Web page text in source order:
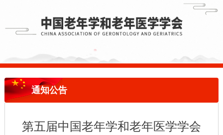
通知公告
第五届中国老年学和老年医学学会